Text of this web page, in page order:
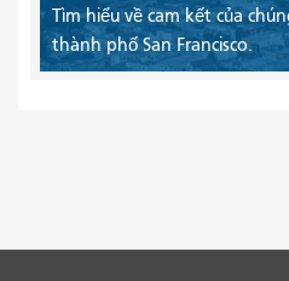
Tìm hiểu về cam kết của
thành phố San Francisco.